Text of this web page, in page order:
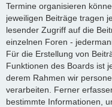
Termine organisieren
jeweiligen Beiträge tragen
lesender Zugriff auf die
einzelnen Foren -
Für die Erstellung von
Funktionen des Boards ist
derem Rahmen wir
verarbeiten. Ferner
bestimmte Informationen,